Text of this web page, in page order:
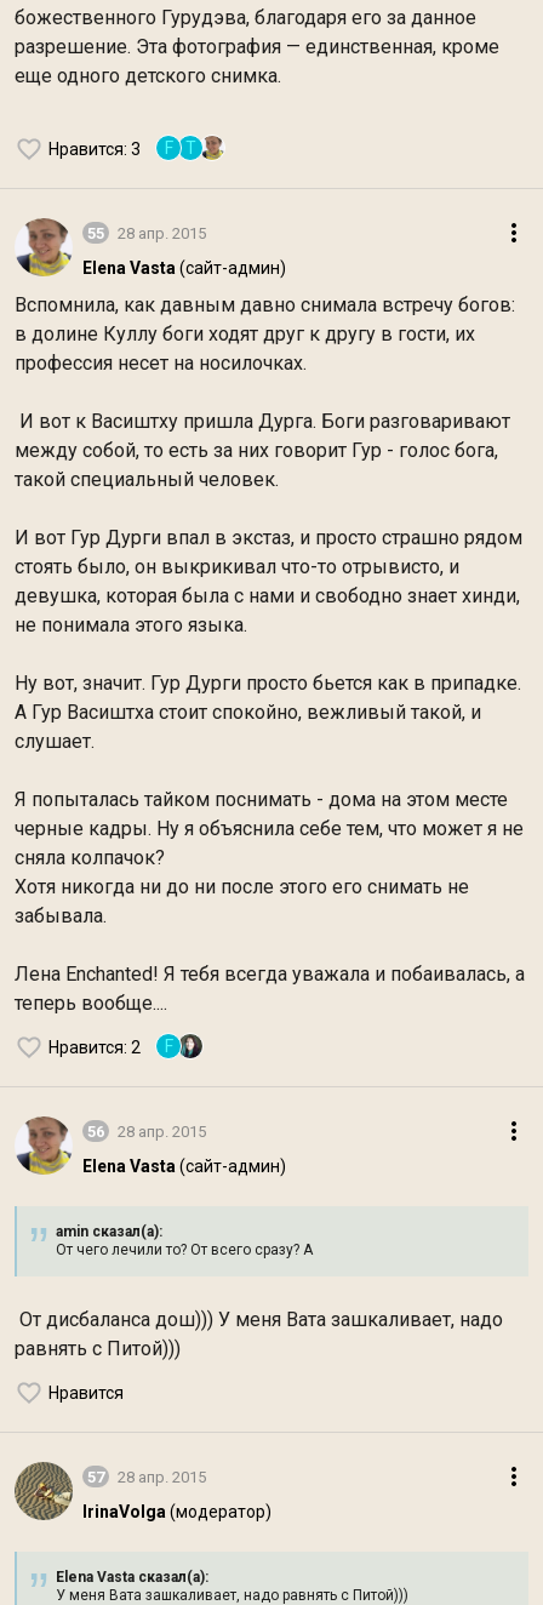
божественного Гурудэва, благодаря его за данное
разрешение. Эта фотография — единственная, кроме
еще одного детского снимка.
Нравится: 3 F Т
55 28 апр. 2015
Elena Vasta (сайт-админ)
Вспомнила, как давным давно снимала встречу богов:
в долине Куллу боги ходят друг к другу в гости, их
профессия несет на носилочках.
И вот к Васиштху пришла Дурга. Боги разговаривают
между собой, то есть за них говорит Гур - голос бога,
такой специальный человек.
И вот Гур Дурги впал в экстаз, и просто страшно рядом
стоять было, он выкрикивал что-то отрывисто, и
девушка, которая была с нами и свободно знает хинди,
не понимала этого языка.
Ну вот, значит. Гур Дурги просто бьется как в припадке.
А Гур Васиштха стоит спокойно, вежливый такой, и
слушает.
Я попыталась тайком поснимать - дома на этом месте
черные кадры. Ну я объяснила себе тем, что может я не
сняла колпачок?
Хотя никогда ни до ни после этого его снимать не
забывала.
Лена Enchanted! Я тебя всегда уважала и побаивалась, а
теперь вообще....
Нравится: 2 F
56 28 апр. 2015
Elena Vasta (сайт-админ)
amin сказал(а):
От чего лечили то? От всего сразу? А
От дисбаланса дош))) У меня Вата зашкаливает, надо
равнять с Питой)))
Нравится
57 28 апр. 2015
IrinaVolga (модератор)
Elena Vasta сказал(а):
У меня Вата зашкаливает, надо равнять с Питой)))